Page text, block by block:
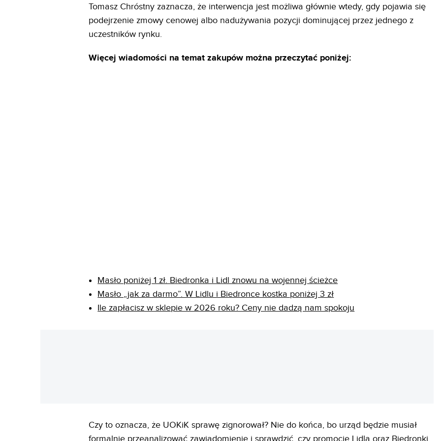
Tomasz Chróstny zaznacza, że interwencja jest możliwa głównie wtedy, gdy pojawia się
podejrzenie zmowy cenowej albo nadużywania pozycji dominującej przez jednego z
uczestników rynku.
Więcej wiadomości na temat zakupów można przeczytać poniżej:
Masło poniżej 1 zł. Biedronka i Lidl znowu na wojennej ścieżce
Masło „jak za darmo”. W Lidlu i Biedronce kostka poniżej 3 zł
Ile zapłacisz w sklepie w 2026 roku? Ceny nie dadzą nam spokoju
Czy to oznacza, że UOKiK sprawę zignorował? Nie do końca, bo urząd będzie musiał
formalnie przeanalizować zawiadomienie i sprawdzić, czy promocje Lidla oraz Biedronki